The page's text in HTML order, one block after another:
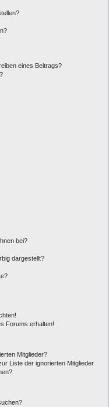
eines Beitrags?
bei?
dargestellt?
Forums erhalten!
Mitglieder?
Liste der ignorierten Mitglieder